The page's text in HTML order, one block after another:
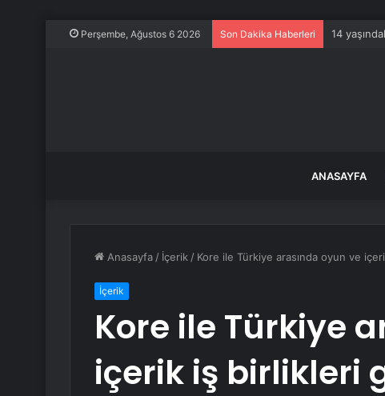
Perşembe, Ağustos 6 2026 Son Dakika Haberleri 14
ANASAYFA
Anasayfa / İçerik / Kore ile Türkiye arasında oyun ve
İçerik
Kore ile Türkiye
içerik iş birlikleri